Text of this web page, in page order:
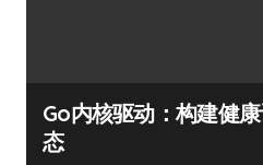
Go内核驱动：构建健
态